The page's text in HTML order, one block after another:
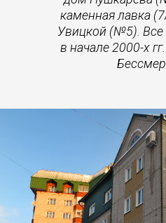
каменная лавка
Увицкой (№5). Все
в начале 2000-х